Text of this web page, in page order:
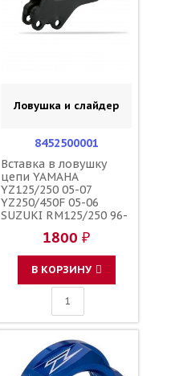
Ловушка и слайдер
8452500001
Вставка в ловушку
цепи YAMAHA
YZ125/250 05-07
YZ250/450F 05-06
SUZUKI RM125/250 96-
RMZ450 05-17 RMX450
10-19 чёрная /
POLISPORT 8454000001
36E30 61341-35G00
61341-35G10 1C3-
22199-00-00 1C3-
22199-10-00
1800 ₽
В КОРЗИНУ